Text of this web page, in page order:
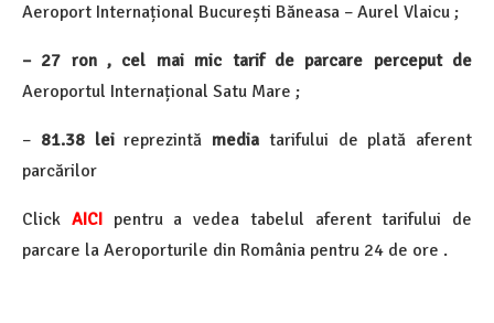
Aeroport Internațional București Băneasa – Aurel Vlaicu ;
– 27 ron , cel mai mic tarif de parcare perceput de
Aeroportul Internațional Satu Mare ;
– 81.38 leireprezintă media tarifului de plată aferent
parcărilor
Click AICIpentru a vedea tabelul aferent tarifului de
parcare la Aeroporturile din România pentru 24 de ore .